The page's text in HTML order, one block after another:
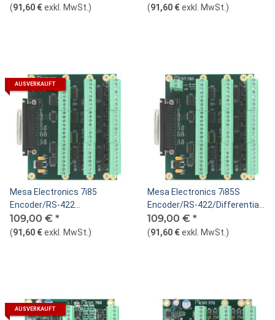
(91,60 €exkl. MwSt. ) (91,60 €exkl. MwSt. )
AUSVERKAUFT
Mesa Electronics 7i85
Encoder/RS-422
Daughtercard
109,00 € *
(91,60 €exkl. MwSt. )
Mesa Electronics 7i85S
Encoder/RS-422/Differential
Daughtercard
109,00 € *
(91,60 €exkl. MwSt. )
AUSVERKAUFT